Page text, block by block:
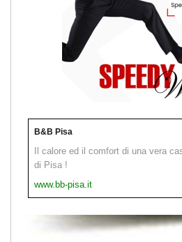
B&B Pisa
Il calore ed il comfort di una vera
di Pisa !
www.bb-pisa.it